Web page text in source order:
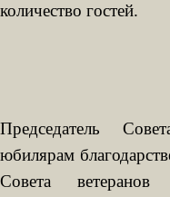
количество гостей.
Председатель
юбилярам
Совета ветеранов